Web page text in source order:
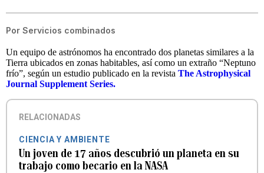
Por Servicios combinados
Un equipo de astrónomos ha encontrado dos planetas similares a la
Tierra ubicados en zonas habitables, así como un extraño “Neptuno
frío”, según un estudio publicado en la revista The Astrophysical
Journal Supplement Series.
RELACIONADAS
CIENCIA Y AMBIENTE
Un joven de 17 años descubrió un planeta en su
trabajo como becario en la NASA